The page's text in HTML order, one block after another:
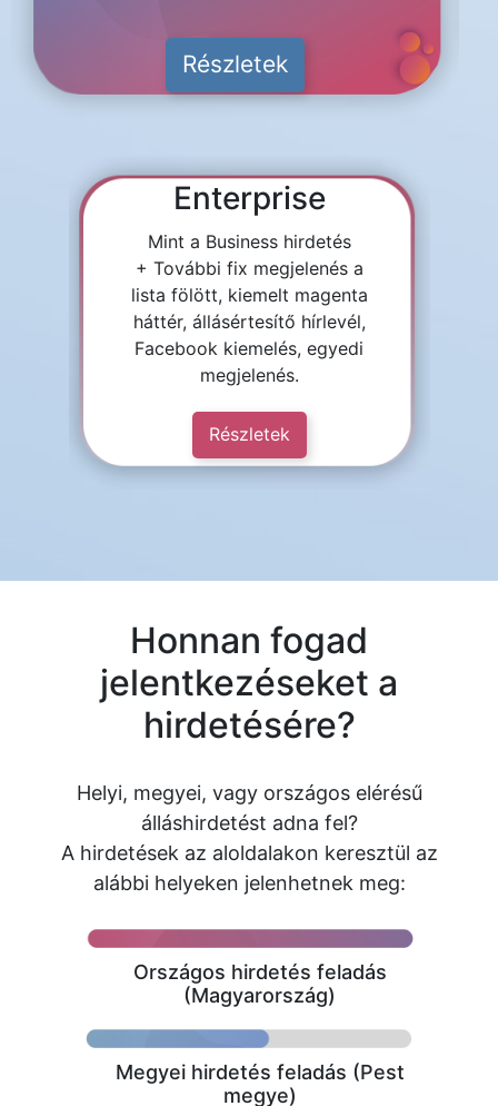
Részletek
Enterprise
Mint a Business hirdetés
+ További fix megjelenés a
lista fölött, kiemelt magenta
háttér, állásértesítő hírlevél,
Facebook kiemelés, egyedi
megjelenés.
Részletek
Honnan fogad
jelentkezéseket a
hirdetésére?
Helyi, megyei, vagy országos elérésű
álláshirdetést adna fel?
A hirdetések az aloldalakon keresztül az
alábbi helyeken jelenhetnek meg:
Országos hirdetés feladás
(Magyarország)
Megyei hirdetés feladás (Pest
megye)